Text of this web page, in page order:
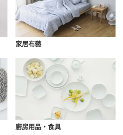
家居布藝
廚房用品・食具